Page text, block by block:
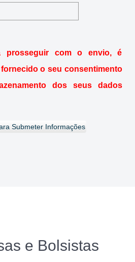
prosseguir com o envio, é
o seu consentimento
dos seus dados
e Bolsistas